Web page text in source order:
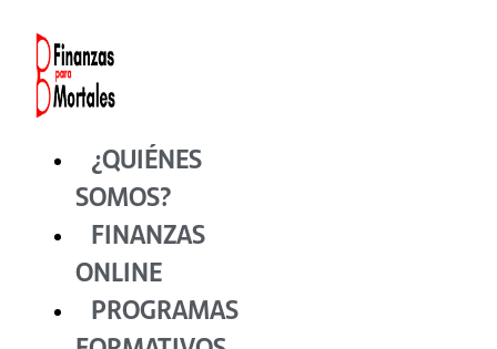
contenido
¿QUIÉNES
SOMOS?
FINANZAS
ONLINE
PROGRAMAS